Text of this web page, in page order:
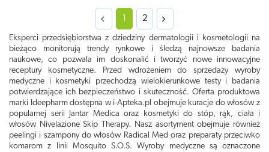
1 2
Eksperci przedsiębiorstwa z dziedziny dermatologii i kosmetologii na
bieżąco monitorują trendy rynkowe i śledzą najnowsze badania
naukowe, co pozwala im doskonalić i tworzyć nowe innowacyjne
receptury kosmetyczne. Przed wdrożeniem do sprzedaży wyroby
medyczne i kosmetyki przechodzą wielokierunkowe testy i badania
potwierdzające ich bezpieczeństwo i skuteczność. Oferta produktowa
marki Ideepharm dostępna w i-Apteka.pl obejmuje kuracje do włosów z
popularnej serii Jantar Medica oraz kosmetyki do stóp, rąk, ciała i
włosów Nivelazione Skip Therapy. Nasz asortyment obejmuje również
peelingi i szampony do włosów Radical Med oraz preparaty przeciwko
komarom z linii Mosquito S.O.S. Wyroby medyczne są oznaczone